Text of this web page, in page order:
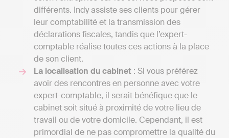
différents. Indy assiste ses clients pour gérer
leur comptabilité et la transmission des
déclarations fiscales, tandis que l’expert-
comptable réalise toutes ces actions à la place
de son client.
La localisation du cabinet : Si vous préférez
avoir des rencontres en personne avec votre
expert-comptable, il serait bénéfique que le
cabinet soit situé à proximité de votre lieu de
travail ou de votre domicile. Cependant, il est
primordial de ne pas compromettre la qualité du